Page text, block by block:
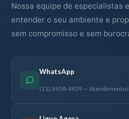
Nossa equipe de especialistas
entender o seu ambiente e
sem compromisso e sem
WhatsApp
(11) 3958-4929 — Atendimento